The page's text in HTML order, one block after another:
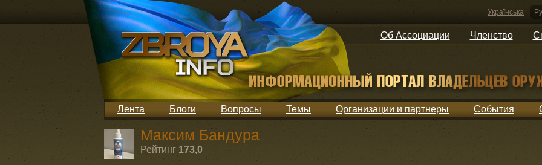
Українська
Об Ассоциации Членство
Лента Блоги Вопросы Темы Организации и партнеры События
Максим Бандура
Рейтинг 173,0